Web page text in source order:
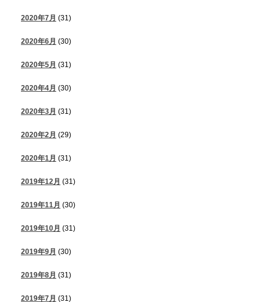
2020年7月 (31)
2020年6月 (30)
2020年5月 (31)
2020年4月 (30)
2020年3月 (31)
2020年2月 (29)
2020年1月 (31)
2019年12月 (31)
2019年11月 (30)
2019年10月 (31)
2019年9月 (30)
2019年8月 (31)
2019年7月 (31)